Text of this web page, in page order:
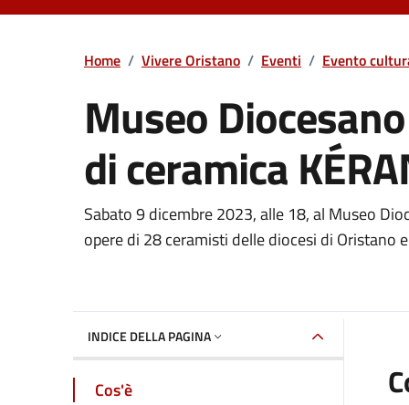
Home / Vivere Oristano / Eventi / Evento
Museo
di ceramica
Dettaglio
Sabato 9 dicembre 2023, alle 18, al Museo
opere di 28 ceramisti delle diocesi di Oristano
INDICE DELLA PAGINA
Cos'è